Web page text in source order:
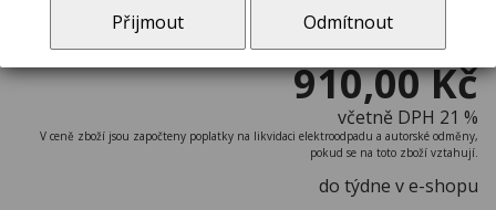
910,00 Kč
včetně DPH 21 %
V ceně zboží jsou započteny poplatky na likvidaci elektroodpadu a autorské odměny,
pokud se na toto zboží vztahují.
do týdne v e-shopu
Přijmout Odmítnout